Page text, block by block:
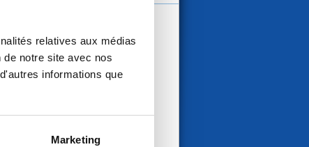
relatives aux médias
notre site avec nos
informations que
Marketing